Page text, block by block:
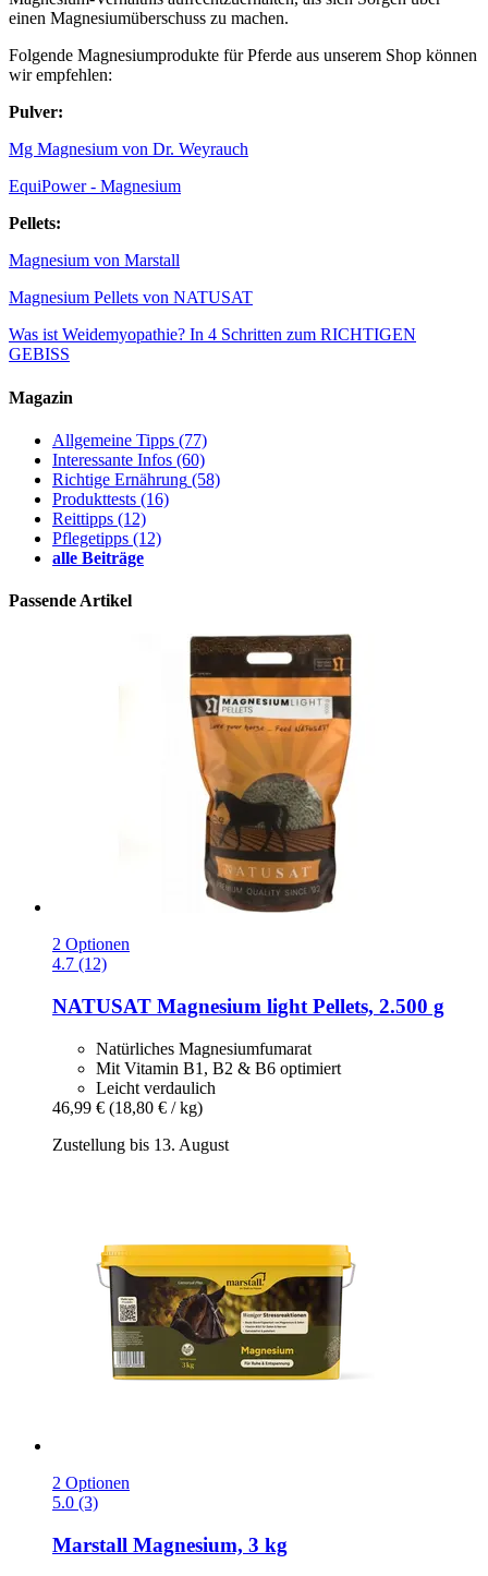
einen Magnesiumüberschuss zu machen.
Folgende Magnesiumprodukte für Pferde aus unserem Shop können
wir empfehlen:
Pulver:
Mg Magnesium von Dr. Weyrauch
EquiPower - Magnesium
Pellets:
Magnesium von Marstall
Magnesium Pellets von NATUSAT
Was ist Weidemyopathie? In 4 Schritten zum RICHTIGEN
GEBISS
Magazin
Allgemeine Tipps (77)
Interessante Infos (60)
Richtige Ernährung (58)
Produkttests (16)
Reittipps (12)
Pflegetipps (12)
alle Beiträge
Passende Artikel
2 Optionen
4.7 (12)
NATUSAT Magnesium light Pellets, 2.500 g
Natürliches Magnesiumfumarat
Mit Vitamin B1, B2 & B6 optimiert
Leicht verdaulich
46,99 € (18,80 € / kg)
Zustellung bis 13. August
2 Optionen
5.0 (3)
Marstall Magnesium, 3 kg